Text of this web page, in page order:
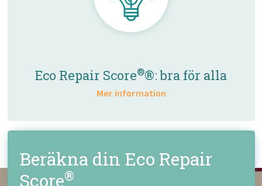
Eco Repair Score®®: bra för alla
Mer information
Beräkna din Eco Repair
Score®